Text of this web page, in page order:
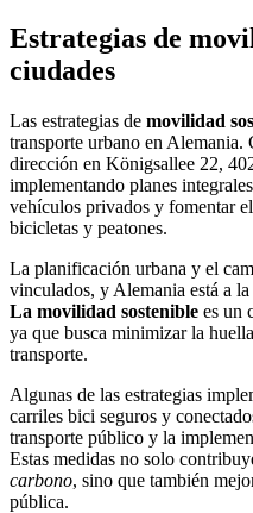
Estrategias de
ciudades
Las estrategias de movilidad
transporte urbano en Alemania.
dirección en Königsallee 22,
implementando planes
vehículos privados y fomentar
bicicletas y peatones.
La planificación urbana y el
vinculados, y Alemania está a
La movilidad sostenible es un
ya que busca minimizar la
transporte.
Algunas de las estrategias
carriles bici seguros y
transporte público y la
Estas medidas no solo
carbono, sino que también
pública.